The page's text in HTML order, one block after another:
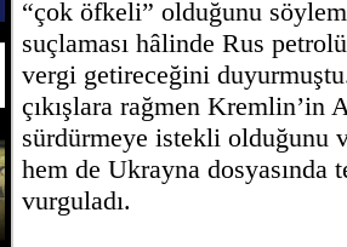
“çok öfkeli” olduğunu
suçlaması hâlinde Rus
vergi getireceğini
çıkışlara rağmen Kremlin’in
sürdürmeye istekli
hem de Ukrayna dosyasında
vurguladı.